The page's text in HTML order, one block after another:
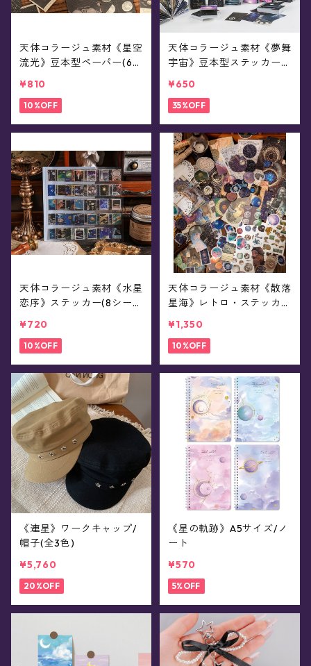
天体コラージュ素材《星空
流光》豆本型ペーパー(60
¥810
10%OFF
天体コラージュ素材《夢舞
宇宙》豆本型ステッカー(5
¥650
35%OFF
天体コラージュ素材《水星
恋序》ステッカー(8シー
¥720
10%OFF
天体コラージュ素材《散落
星海》レトロ・ステッカー
¥1,350
10%OFF
《連星》ワークキャップ/
帽子(全3色)
¥5,760
20%OFF
《星の軌跡》A5サイズ/ノ
ート
¥570
5%OFF